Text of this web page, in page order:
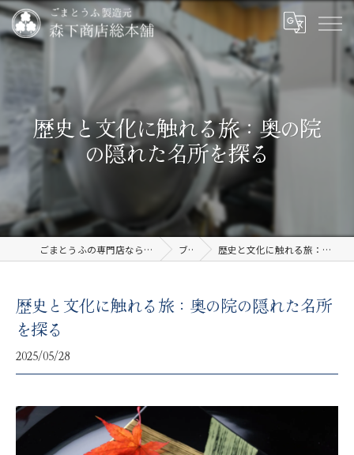
歴史と文化に触れる旅：奥の院
の隠れた名所を探る
ごまとうふの専門店なら有限会社森下商店総本舗 ブログ 歴史と文化に触れる旅：奥の院の隠れた名所を探る
歴史と文化に触れる旅：奥の院の隠れた名所
を探る
2025/05/28